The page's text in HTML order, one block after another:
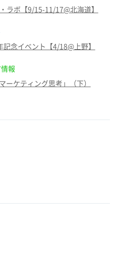
ラボ【9/15-11/17@北海道】
念イベント【4/18@上野】
報
ーケティング思考」（下）